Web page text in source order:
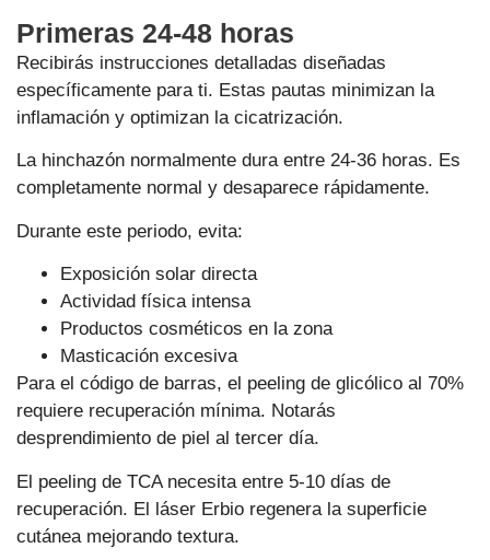
Primeras 24-48 horas
Recibirás instrucciones detalladas diseñadas
específicamente para ti. Estas pautas minimizan la
inflamación y optimizan la cicatrización.
La hinchazón normalmente dura entre 24-36 horas. Es
completamente normal y desaparece rápidamente.
Durante este periodo, evita:
Exposición solar directa
Actividad física intensa
Productos cosméticos en la zona
Masticación excesiva
Para el código de barras, el peeling de glicólico al 70%
requiere recuperación mínima. Notarás
desprendimiento de piel al tercer día.
El peeling de TCA necesita entre 5-10 días de
recuperación. El láser Erbio regenera la superficie
cutánea mejorando textura.